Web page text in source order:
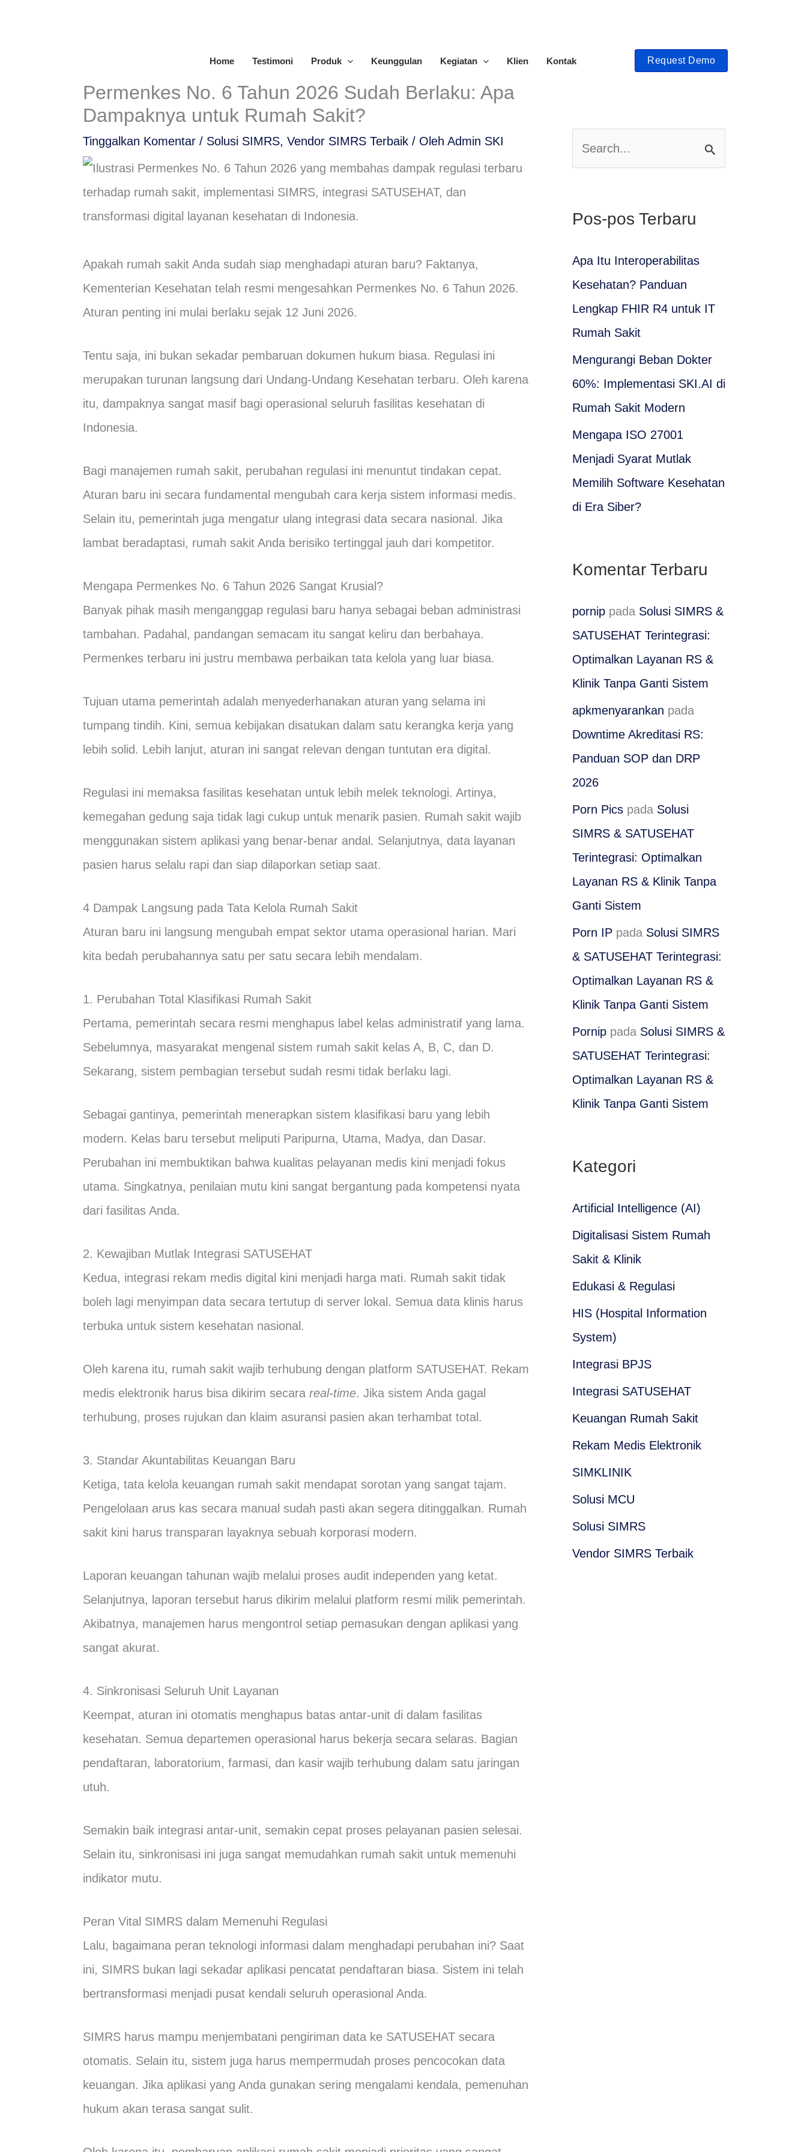
Home Testimoni Produk Keunggulan Kegiatan Klien Kontak Request Demo
Permenkes No. 6 Tahun 2026 Sudah Berlaku: Apa
Dampaknya untuk Rumah Sakit?
Tinggalkan Komentar / Solusi SIMRS, Vendor SIMRS Terbaik / Oleh Admin SKI
Apakah rumah sakit Anda sudah siap menghadapi aturan baru? Faktanya,
Kementerian Kesehatan telah resmi mengesahkan Permenkes No. 6 Tahun 2026.
Aturan penting ini mulai berlaku sejak 12 Juni 2026.
Tentu saja, ini bukan sekadar pembaruan dokumen hukum biasa. Regulasi ini
merupakan turunan langsung dari Undang-Undang Kesehatan terbaru. Oleh karena
itu, dampaknya sangat masif bagi operasional seluruh fasilitas kesehatan di
Indonesia.
Bagi manajemen rumah sakit, perubahan regulasi ini menuntut tindakan cepat.
Aturan baru ini secara fundamental mengubah cara kerja sistem informasi medis.
Selain itu, pemerintah juga mengatur ulang integrasi data secara nasional. Jika
lambat beradaptasi, rumah sakit Anda berisiko tertinggal jauh dari kompetitor.
Mengapa Permenkes No. 6 Tahun 2026 Sangat Krusial?
Banyak pihak masih menganggap regulasi baru hanya sebagai beban administrasi
tambahan. Padahal, pandangan semacam itu sangat keliru dan berbahaya.
Permenkes terbaru ini justru membawa perbaikan tata kelola yang luar biasa.
Tujuan utama pemerintah adalah menyederhanakan aturan yang selama ini
tumpang tindih. Kini, semua kebijakan disatukan dalam satu kerangka kerja yang
lebih solid. Lebih lanjut, aturan ini sangat relevan dengan tuntutan era digital.
Regulasi ini memaksa fasilitas kesehatan untuk lebih melek teknologi. Artinya,
kemegahan gedung saja tidak lagi cukup untuk menarik pasien. Rumah sakit wajib
menggunakan sistem aplikasi yang benar-benar andal. Selanjutnya, data layanan
pasien harus selalu rapi dan siap dilaporkan setiap saat.
4 Dampak Langsung pada Tata Kelola Rumah Sakit
Aturan baru ini langsung mengubah empat sektor utama operasional harian. Mari
kita bedah perubahannya satu per satu secara lebih mendalam.
1. Perubahan Total Klasifikasi Rumah Sakit
Pertama, pemerintah secara resmi menghapus label kelas administratif yang lama.
Sebelumnya, masyarakat mengenal sistem rumah sakit kelas A, B, C, dan D.
Sekarang, sistem pembagian tersebut sudah resmi tidak berlaku lagi.
Sebagai gantinya, pemerintah menerapkan sistem klasifikasi baru yang lebih
modern. Kelas baru tersebut meliputi Paripurna, Utama, Madya, dan Dasar.
Perubahan ini membuktikan bahwa kualitas pelayanan medis kini menjadi fokus
utama. Singkatnya, penilaian mutu kini sangat bergantung pada kompetensi nyata
dari fasilitas Anda.
2. Kewajiban Mutlak Integrasi SATUSEHAT
Kedua, integrasi rekam medis digital kini menjadi harga mati. Rumah sakit tidak
boleh lagi menyimpan data secara tertutup di server lokal. Semua data klinis harus
terbuka untuk sistem kesehatan nasional.
Oleh karena itu, rumah sakit wajib terhubung dengan platform SATUSEHAT. Rekam
medis elektronik harus bisa dikirim secara real-time. Jika sistem Anda gagal
terhubung, proses rujukan dan klaim asuransi pasien akan terhambat total.
3. Standar Akuntabilitas Keuangan Baru
Ketiga, tata kelola keuangan rumah sakit mendapat sorotan yang sangat tajam.
Pengelolaan arus kas secara manual sudah pasti akan segera ditinggalkan. Rumah
sakit kini harus transparan layaknya sebuah korporasi modern.
Laporan keuangan tahunan wajib melalui proses audit independen yang ketat.
Selanjutnya, laporan tersebut harus dikirim melalui platform resmi milik pemerintah.
Akibatnya, manajemen harus mengontrol setiap pemasukan dengan aplikasi yang
sangat akurat.
4. Sinkronisasi Seluruh Unit Layanan
Keempat, aturan ini otomatis menghapus batas antar-unit di dalam fasilitas
kesehatan. Semua departemen operasional harus bekerja secara selaras. Bagian
pendaftaran, laboratorium, farmasi, dan kasir wajib terhubung dalam satu jaringan
utuh.
Semakin baik integrasi antar-unit, semakin cepat proses pelayanan pasien selesai.
Selain itu, sinkronisasi ini juga sangat memudahkan rumah sakit untuk memenuhi
indikator mutu.
Peran Vital SIMRS dalam Memenuhi Regulasi
Lalu, bagaimana peran teknologi informasi dalam menghadapi perubahan ini? Saat
ini, SIMRS bukan lagi sekadar aplikasi pencatat pendaftaran biasa. Sistem ini telah
bertransformasi menjadi pusat kendali seluruh operasional Anda.
SIMRS harus mampu menjembatani pengiriman data ke SATUSEHAT secara
otomatis. Selain itu, sistem juga harus mempermudah proses pencocokan data
keuangan. Jika aplikasi yang Anda gunakan sering mengalami kendala, pemenuhan
hukum akan terasa sangat sulit.
iPos-pos Terbaru
Apa Itu Interoperabilitas
Kesehatan? Panduan
Lengkap FHIR R4 untuk IT
Rumah Sakit
Mengurangi Beban Dokter
60%: Implementasi SKI.AI di
Rumah Sakit Modern
Mengapa ISO 27001
Menjadi Syarat Mutlak
Memilih Software Kesehatan
di Era Siber?
Komentar Terbaru
pornippada Solusi SIMRS &
SATUSEHAT Terintegrasi:
Optimalkan Layanan RS &
Klinik Tanpa Ganti Sistem
apkmenyarankan pada
Downtime Akreditasi RS:
Panduan SOP dan DRP
2026
Porn Picspada Solusi
SIMRS & SATUSEHAT
Terintegrasi: Optimalkan
Layanan RS & Klinik Tanpa
Ganti Sistem
Porn IPpada Solusi SIMRS
& SATUSEHAT Terintegrasi:
Optimalkan Layanan RS &
Klinik Tanpa Ganti Sistem
Pornippada Solusi SIMRS &
SATUSEHAT Terintegrasi:
Optimalkan Layanan RS &
Klinik Tanpa Ganti Sistem
Kategori
Artificial Intelligence (AI)
Digitalisasi Sistem Rumah
Sakit & Klinik
Edukasi & Regulasi
HIS (Hospital Information
System)
Integrasi BPJS
Integrasi SATUSEHAT
Keuangan Rumah Sakit
Rekam Medis Elektronik
SIMKLINIK
Solusi MCU
Solusi SIMRS
Vendor SIMRS Terbaik